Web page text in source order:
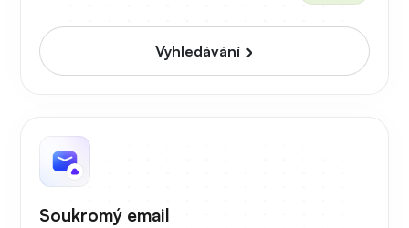
Vyhledávání
Soukromý email